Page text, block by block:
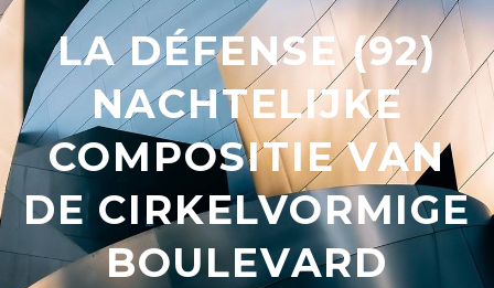
LA DÉFENSE (92)
NACHTELIJKE
COMPOSITIE VAN
DE CIRKELVORMIGE
BOULEVARD